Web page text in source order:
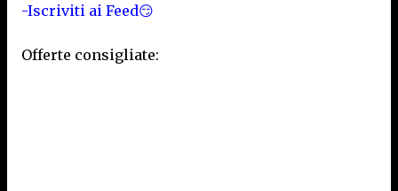
-Iscriviti ai Feed😏
Offerte consigliate: